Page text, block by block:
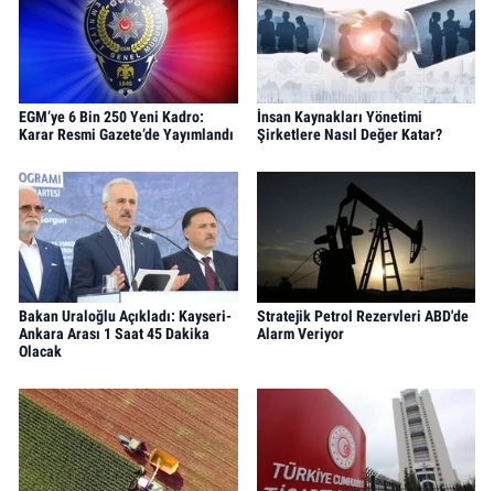
EGM’ye 6 Bin 250 Yeni Kadro:
Karar Resmi Gazete’de Yayımlandı
İnsan Kaynakları Yönetimi
Şirketlere Nasıl Değer Katar?
Bakan Uraloğlu Açıkladı: Kayseri-
Ankara Arası 1 Saat 45 Dakika
Olacak
Stratejik Petrol Rezervleri ABD'de
Alarm Veriyor